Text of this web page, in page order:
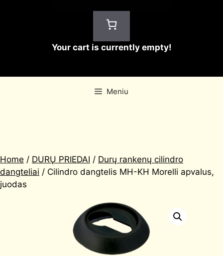
Your cart is currently empty!
Meniu
Home / DURŲ PRIEDAI / Durų rankenų cilindro
dangteliai / Cilindro dangtelis MH-KH Morelli apvalus,
juodas